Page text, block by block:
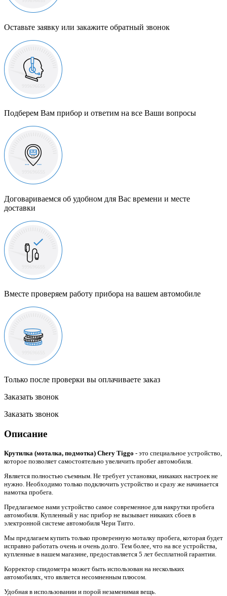
Оставьте заявку или закажите обратный звонок
Подберем Вам прибор и ответим на все Ваши вопросы
Договариваемся об удобном для Вас времени и месте
доставки
Вместе проверяем работу прибора на вашем автомобиле
Только после проверки вы оплачиваете заказ
Заказать звонок
Заказать звонок
Описание
Крутилка (моталка, подмотка) Chery Tiggo - это специальное устройство,
которое позволяет самостоятельно увеличить пробег автомобиля.
Является полностью съемным. Не требует установки, никаких настроек не
нужно. Необходимо только подключить устройство и сразу же начинается
намотка пробега.
Предлагаемое нами устройство самое современное для накрутки пробега
автомобиля. Купленный у нас прибор не вызывает никаких сбоев в
электронной системе автомобиля Чери Тигго.
Мы предлагаем купить только проверенную моталку пробега, которая будет
исправно работать очень и очень долго. Тем более, что на все устройства,
купленные в нашем магазине, предоставляется 5 лет бесплатной гарантии.
Корректор спидометра может быть использован на нескольких
автомобилях, что является несомненным плюсом.
Удобная в использовании и порой незаменимая вещь.